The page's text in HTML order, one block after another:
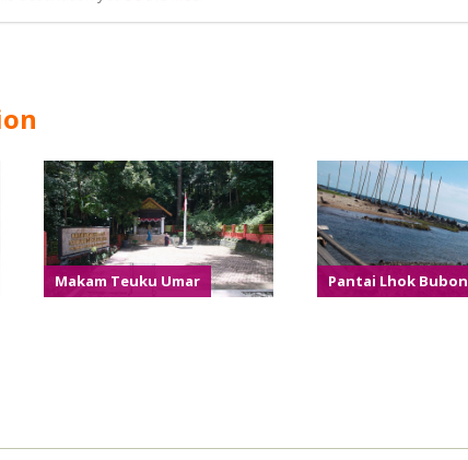
Makam Teuku Umar Pantai Lhok Bubon